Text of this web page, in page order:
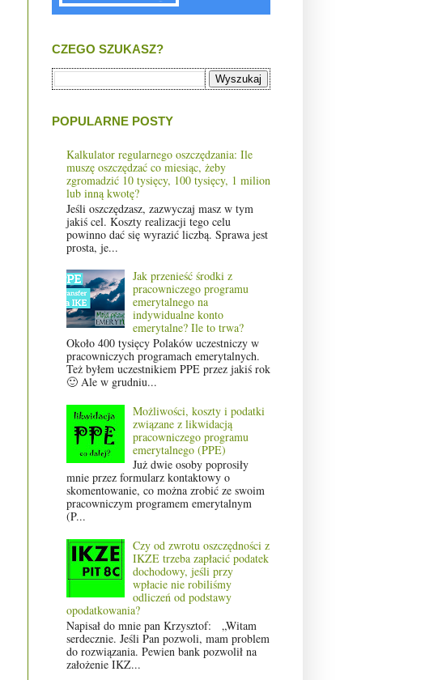
CZEGO SZUKASZ?
POPULARNE POSTY
Kalkulator regularnego oszczędzania: Ile
muszę oszczędzać co miesiąc, żeby
zgromadzić 10 tysięcy, 100 tysięcy, 1 milion
lub inną kwotę?
Jeśli oszczędzasz, zazwyczaj masz w tym
jakiś cel. Koszty realizacji tego celu
powinno dać się wyrazić liczbą. Sprawa jest
prosta, je...
Jak przenieść środki z
pracowniczego programu
emerytalnego na
indywidualne konto
emerytalne? Ile to trwa?
Około 400 tysięcy Polaków uczestniczy w
pracowniczych programach emerytalnych.
Też byłem uczestnikiem PPE przez jakiś rok
🙂 Ale w grudniu...
Możliwości, koszty i podatki
związane z likwidacją
pracowniczego programu
emerytalnego (PPE)
Już dwie osoby poprosiły
mnie przez formularz kontaktowy o
skomentowanie, co można zrobić ze swoim
pracowniczym programem emerytalnym
(P...
Czy od zwrotu oszczędności z
IKZE trzeba zapłacić podatek
dochodowy, jeśli przy
wpłacie nie robiliśmy
odliczeń od podstawy
opodatkowania?
Napisał do mnie pan Krzysztof: „Witam
serdecznie. Jeśli Pan pozwoli, mam problem
do rozwiązania. Pewien bank pozwolił na
założenie IKZ...